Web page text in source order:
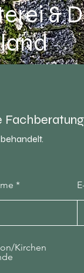
&
Fachberatung
Kirchen